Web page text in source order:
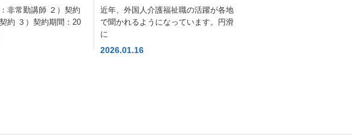
４月３日（金）締
非常勤講師 ２）契約
約 ３）契約期間：20
近年、外国人介護福祉職の活躍が各地
で聞かれるようになっています。円滑
に
2026.01.16